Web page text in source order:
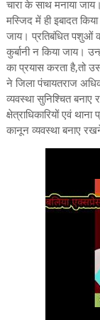
चारा के साथ मनाया
मस्जिद में ही इबादत
जाय। प्रतिबंधित पशुओं
कुर्बानी न किया जाय।
का प्रयास करता है,तो
ने जिला पंचायतराज
व्यवस्था सुनिश्चित बनाए
क्षेत्राधिकारियों एवं
कानून व्यवस्था बनाए